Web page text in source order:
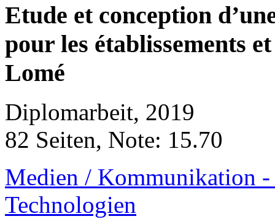
Etude et conception
pour les établissements
Lomé
Diplomarbeit, 2019
82 Seiten, Note: 15.70
Medien / Kommunikation
Technologien